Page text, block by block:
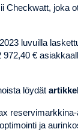
Checkwatt, joka
luvuilla
€
löydät
ja